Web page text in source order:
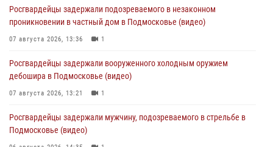
Росгвардейцы задержали подозреваемого в незаконном
проникновении в частный дом в Подмосковье (видео)
07 августа 2026, 13:36 1
Росгвардейцы задержали вооруженного холодным оружием
дебошира в Подмосковье (видео)
07 августа 2026, 13:21 1
Росгвардейцы задержали мужчину, подозреваемого в стрельбе в
Подмосковье (видео)